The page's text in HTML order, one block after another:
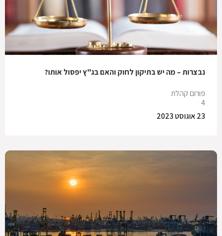
נבצרות – מה יש בתיקון לחוק והאם בג"ץ יפסול אותו?
פורום קהלת
4
23 אוגוסט 2023